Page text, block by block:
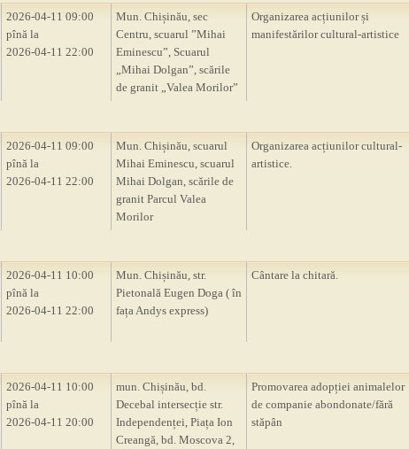
2026-04-11 09:00
pînă la
2026-04-11 22:00
Mun. Chișinău, sec
Centru, scuarul ”Mihai
Eminescu”, Scuarul
„Mihai Dolgan”, scările
de granit „Valea Morilor”
Organizarea acțiunilor și
manifestărilor cultural-artistice
2026-04-11 09:00
pînă la
2026-04-11 22:00
Mun. Chișinău, scuarul
Mihai Eminescu, scuarul
Mihai Dolgan, scările de
granit Parcul Valea
Morilor
Organizarea acțiunilor cultural-
artistice.
2026-04-11 10:00
pînă la
2026-04-11 22:00
Mun. Chișinău, str.
Pietonală Eugen Doga ( în
fața Andys express)
Cântare la chitară.
2026-04-11 10:00
pînă la
2026-04-11 20:00
mun. Chișinău, bd.
Decebal intersecție str.
Independenței, Piața Ion
Creangă, bd. Moscova 2,
Promovarea adopției animalelor
de companie abondonate/fără
stăpân